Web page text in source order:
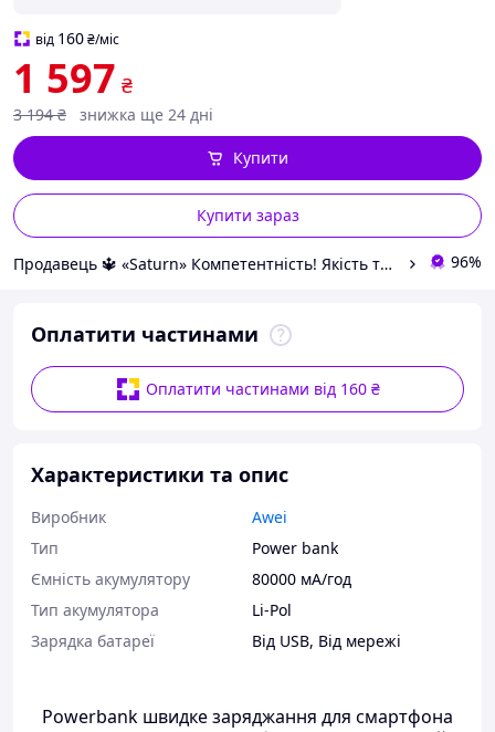
від 160₴/міс
1 597 ₴
3 194 ₴ знижка ще 24 дні
Купити зараз
Купити
Продавець 🔱 «Saturn» Компетентність! Якість товару! Швидка відправка! ✅ 96%
Оплатити частинами
Оплатити частинами від 160 ₴
Характеристики та опис
Виробник
Awei
Тип
Power bank
Ємність акумулятору
80000 мА/год
Тип акумулятора
Li-Pol
Зарядка батареї
Від USB, Від мережі
Powerbank швидке заряджання для смартфона